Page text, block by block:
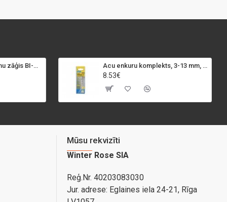
SPECIALIST+ caurumu zāģis BI-METAL, 98 mm Acu enkuru komplekts, 3-13 mm, Rapid, 12 gab.
8.53€
Mūsu rekvizīti
Winter Rose SIA
Reģ.Nr. 40203083030
Jur. adrese: Eglaines iela 24-21, Rīga